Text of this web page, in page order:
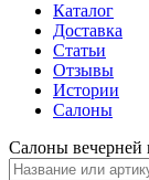
Каталог
Доставка
Статьи
Отзывы
Истории
Салоны
Салоны вечерней